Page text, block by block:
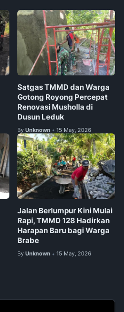
Satgas TMMD dan Warga
Gotong Royong Percepat
Renovasi Musholla di
Dusun Leduk
By Unknown • 15 May, 2026
Jalan Berlumpur Kini Mulai
Rapi, TMMD 128 Hadirkan
Harapan Baru bagi Warga
Brabe
By Unknown • 15 May, 2026